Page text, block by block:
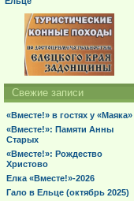
Свежие записи
«Вместе!» в гостях у «Маяка»
«Вместе!»: Памяти Анны
Старых
«Вместе!»: Рождество
Христово
Елка «Вместе!»-2026
Гало в Ельце (октябрь 2025)